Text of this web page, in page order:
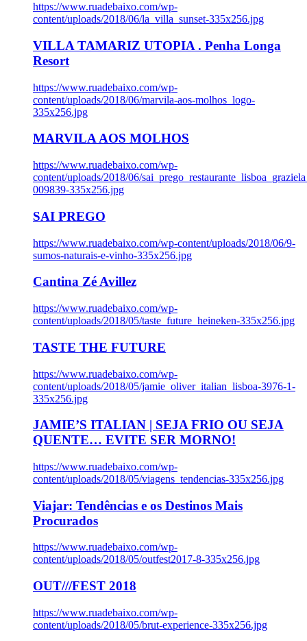
https://www.ruadebaixo.com/wp-
content/uploads/2018/06/la_villa_sunset-335x256.jpg
VILLA TAMARIZ UTOPIA . Penha Longa
Resort
https://www.ruadebaixo.com/wp-
content/uploads/2018/06/marvila-aos-molhos_logo-
335x256.jpg
MARVILA AOS MOLHOS
https://www.ruadebaixo.com/wp-
content/uploads/2018/06/
009839-335x256.jpg
SAI PREGO
https://www.ruadebaixo.com/wp-content/uploads/2018/06/9-
sumos-naturais-e-vinho-335x256.jpg
Cantina Zé Avillez
https://www.ruadebaixo.com/wp-
content/uploads/2018/05/taste_future_heineken-335x256.jpg
TASTE THE FUTURE
https://www.ruadebaixo.com/wp-
content/uploads/2018/05/jamie_oliver_italian_lisboa-3976-1-
335x256.jpg
JAMIE’S ITALIAN | SEJA FRIO OU SEJA
QUENTE… EVITE SER MORNO!
https://www.ruadebaixo.com/wp-
content/uploads/2018/05/viagens_tendencias-335x256.jpg
Viajar: Tendências e os Destinos Mais
Procurados
https://www.ruadebaixo.com/wp-
content/uploads/2018/05/outfest2017-8-335x256.jpg
OUT///FEST 2018
https://www.ruadebaixo.com/wp-
content/uploads/2018/05/brut-experience-335x256.jpg